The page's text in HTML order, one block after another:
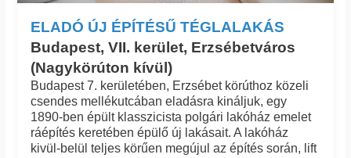
ELADÓ ÚJ ÉPÍTÉSŰ TÉGLALAKÁS
Budapest, VII. kerület, Erzsébetváros
(Nagykörúton kívül)
Budapest 7. kerületében, Erzsébet körúthoz közeli
csendes mellékutcában eladásra kináljuk, egy
1890-ben épült klasszicista polgári lakóház emelet
ráépítés keretében épülő új lakásait. A lakóház
kivül-belül teljes körűen megújul az építés során, lift